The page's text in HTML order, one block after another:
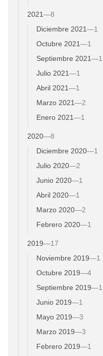
2021—8
Diciembre 2021—1
Octubre 2021—1
Septiembre 2021—1
Julio 2021—1
Abril 2021—1
Marzo 2021—2
Enero 2021—1
2020—8
Diciembre 2020—1
Julio 2020—2
Junio 2020—1
Abril 2020—1
Marzo 2020—2
Febrero 2020—1
2019—17
Noviembre 2019—1
Octubre 2019—4
Septiembre 2019—1
Junio 2019—1
Mayo 2019—3
Marzo 2019—3
Febrero 2019—1